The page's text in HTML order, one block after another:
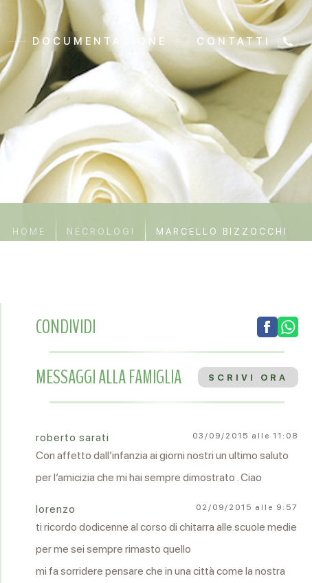
DOCUMENTAZIONE CONTATTI
HOME NECROLOGI MARCELLO BIZZOCCHI
CONDIVIDI
MESSAGGI ALLA FAMIGLIA
SCRIVI ORA
roberto sarati 03/09/2015 alle 11:08
Con affetto dall’infanzia ai giorni nostri un ultimo saluto
per l’amicizia che mi hai sempre dimostrato . Ciao
lorenzo 02/09/2015 alle 9:57
ti ricordo dodicenne al corso di chitarra alle scuole medie
per me sei sempre rimasto quello
mi fa sorridere pensare che in una città come la nostra